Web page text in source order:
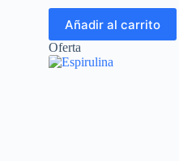
Añadir al carrito
Oferta